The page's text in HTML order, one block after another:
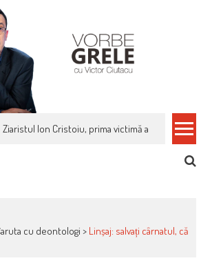
Ziaristul Ion Cristoiu, prima victimă a noi
cu deontologi > Linșaj: salvați cârnatul, că